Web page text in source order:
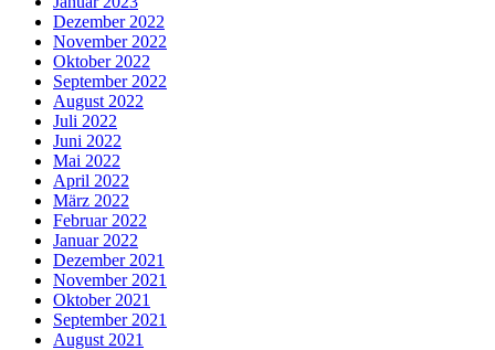
Dezember 2022
November 2022
Oktober 2022
September 2022
August 2022
Juli 2022
Juni 2022
Mai 2022
April 2022
März 2022
Februar 2022
Januar 2022
Dezember 2021
November 2021
Oktober 2021
September 2021
August 2021